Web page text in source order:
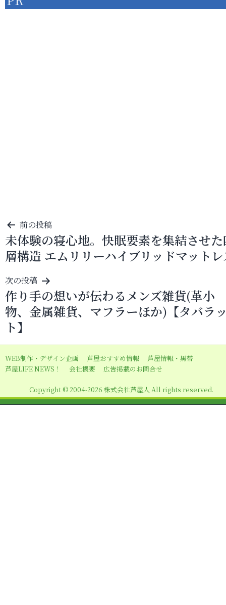
投
稿
ナ
ビ
ゲ
ー
シ
ョ
ン
前の投稿
未体験の寝心地。快眠要素を集結させ
層構造 エムリリーハイブリッドマット
次の投稿
作り手の想いが伝わるメンズ雑貨(革小
物、金属雑貨、マフラーほか)【タバラ
ト】
WEB制作・デザイン企画 芦屋おすすめ情報
芦屋情報・黒帯
芦屋LIFE NEWS！
会社概要 広告掲載のお問合せ
Copyright © 2004-2026 株式会社芦屋人 All rights reserved.